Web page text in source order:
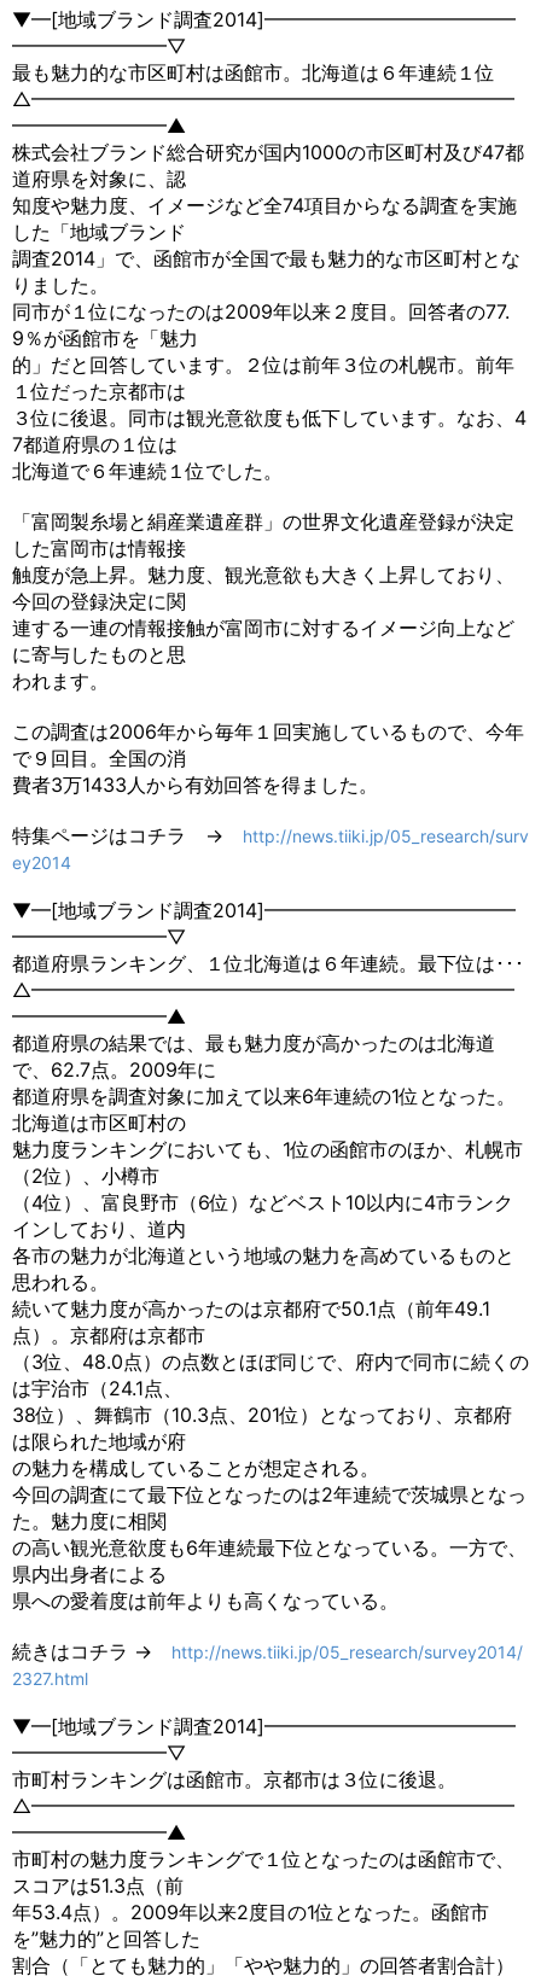
▼━[地域ブランド調査2014]━━━━━━━━━━━━━
━━━━━━━━▽
最も魅力的な市区町村は函館市。北海道は６年連続１位
△━━━━━━━━━━━━━━━━━━━━━━━━━
━━━━━━━━▲
株式会社ブランド総合研究が国内1000の市区町村及び47都
道府県を対象に、認
知度や魅力度、イメージなど全74項目からなる調査を実施
した「地域ブランド
調査2014」で、函館市が全国で最も魅力的な市区町村とな
りました。
同市が１位になったのは2009年以来２度目。回答者の77.
9％が函館市を「魅力
的」だと回答しています。２位は前年３位の札幌市。前年
１位だった京都市は
３位に後退。同市は観光意欲度も低下しています。なお、4
7都道府県の１位は
北海道で６年連続１位でした。
「富岡製糸場と絹産業遺産群」の世界文化遺産登録が決定
した富岡市は情報接
触度が急上昇。魅力度、観光意欲も大きく上昇しており、
今回の登録決定に関
連する一連の情報接触が富岡市に対するイメージ向上など
に寄与したものと思
われます。
この調査は2006年から毎年１回実施しているもので、今年
で９回目。全国の消
費者3万1433人から有効回答を得ました。
特集ページはコチラ →
http://news.tiiki.jp/05_research/surv
ey2014
▼━[地域ブランド調査2014]━━━━━━━━━━━━━
━━━━━━━━▽
都道府県ランキング、１位北海道は６年連続。最下位は･･･
△━━━━━━━━━━━━━━━━━━━━━━━━━
━━━━━━━━▲
都道府県の結果では、最も魅力度が高かったのは北海道
で、62.7点。2009年に
都道府県を調査対象に加えて以来6年連続の1位となった。
北海道は市区町村の
魅力度ランキングにおいても、1位の函館市のほか、札幌市
（2位）、小樽市
（4位）、富良野市（6位）などベスト10以内に4市ランク
インしており、道内
各市の魅力が北海道という地域の魅力を高めているものと
思われる。
続いて魅力度が高かったのは京都府で50.1点（前年49.1
点）。京都府は京都市
（3位、48.0点）の点数とほぼ同じで、府内で同市に続くの
は宇治市（24.1点、
38位）、舞鶴市（10.3点、201位）となっており、京都府
は限られた地域が府
の魅力を構成していることが想定される。
今回の調査にて最下位となったのは2年連続で茨城県となっ
た。魅力度に相関
の高い観光意欲度も6年連続最下位となっている。一方で、
県内出身者による
県への愛着度は前年よりも高くなっている。
続きはコチラ →
http://news.tiiki.jp/05_research/survey2014/
2327.html
▼━[地域ブランド調査2014]━━━━━━━━━━━━━
━━━━━━━━▽
市町村ランキングは函館市。京都市は３位に後退。
△━━━━━━━━━━━━━━━━━━━━━━━━━
━━━━━━━━▲
市町村の魅力度ランキングで１位となったのは函館市で、
スコアは51.3点（前
年53.4点）。2009年以来2度目の1位となった。函館市
を”魅力的”と回答した
割合（「とても魅力的」「やや魅力的」の回答者割合計）